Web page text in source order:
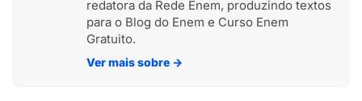
redatora da Rede Enem, produzindo textos
para o Blog do Enem e Curso Enem
Gratuito.
Ver mais sobre →